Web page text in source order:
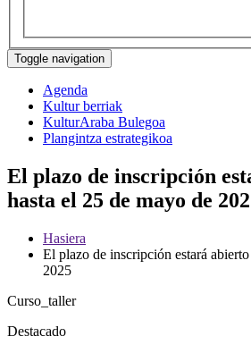
Toggle navigation
Agenda
Kultur berriak
KulturAraba Bulegoa
Plangintza estrategikoa
El plazo de inscripción
hasta el 25 de mayo de
Hasiera
El plazo de inscripción estará
2025
Curso_taller
Destacado